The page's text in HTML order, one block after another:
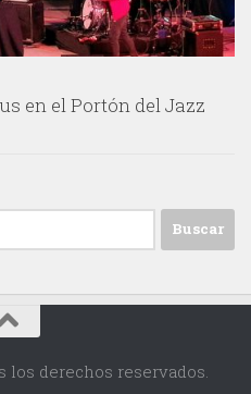
en el Portón del Jazz
los derechos reservados.